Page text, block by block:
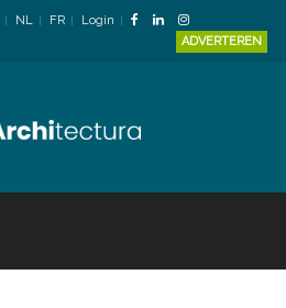
NL FR
Login
ADVERTEREN